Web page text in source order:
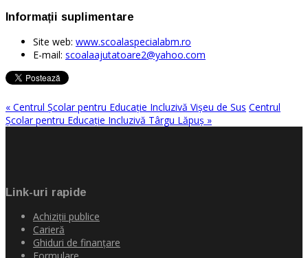
Informații suplimentare
Site web: www.scoalaspecialabm.ro
E-mail: scoalaajutatoare2@yahoo.com
« Centrul Şcolar pentru Educaţie Incluzivă Vişeu de Sus Centrul
Şcolar pentru Educaţie Incluzivă Târgu Lăpuş »
Link-uri rapide
Achiziţii publice
Carieră
Ghiduri de finanţare